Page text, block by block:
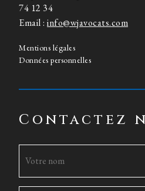
74 12 34
Email : info@wjavocats.com
Mentions légales
Données personnelles
Contactez